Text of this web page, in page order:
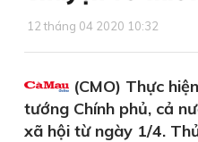
12 tháng 04 2020 10:32
(CMO) Thực
tướng Chính phủ, cả
xã hội từ ngày 1/4.